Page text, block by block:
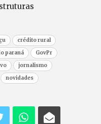
crédito rural
paraná
GovPr
jornalismo
novidades